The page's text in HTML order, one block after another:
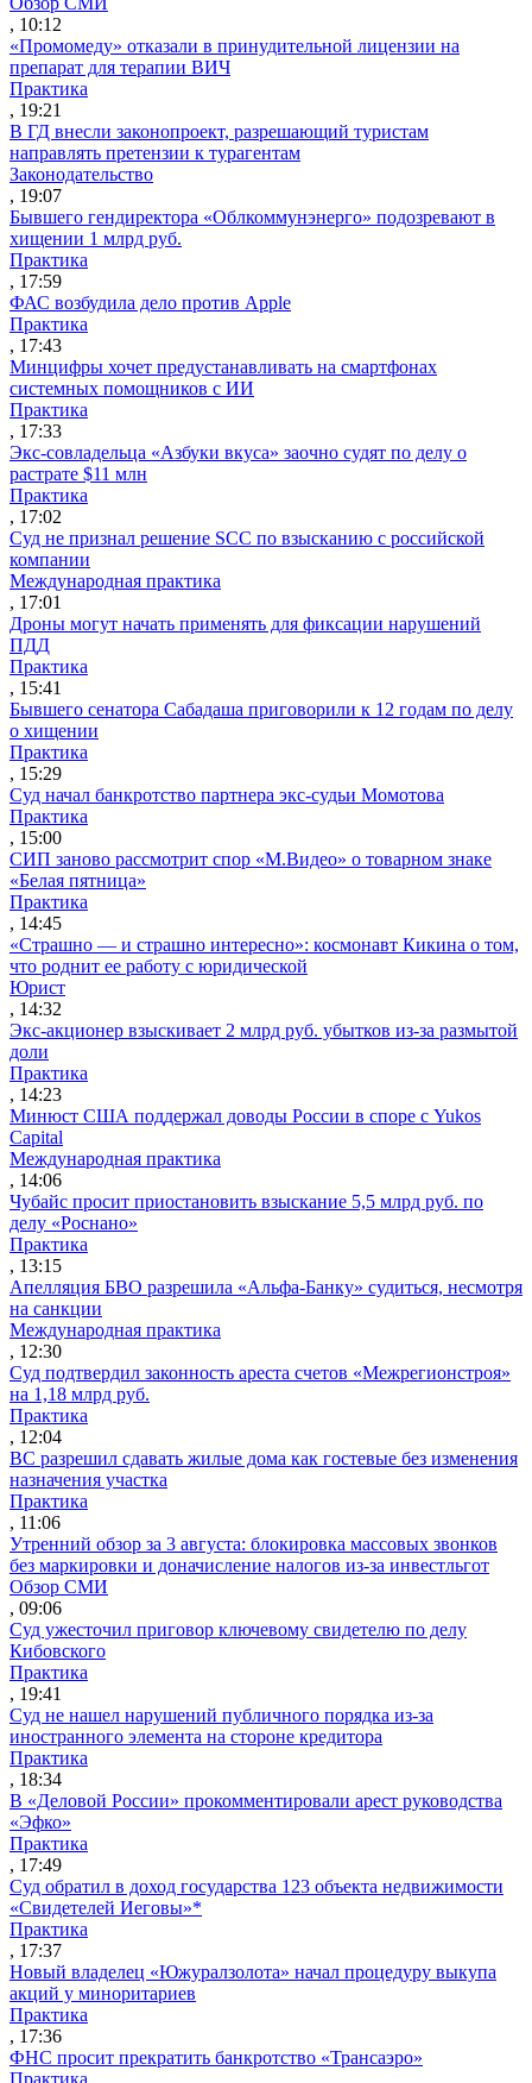
, 10:12
«Промомеду» отказали в принудительной лицензии на
препарат для терапии ВИЧ
Практика
, 19:21
В ГД внесли законопроект, разрешающий туристам
направлять претензии к турагентам
Законодательство
, 19:07
Бывшего гендиректора «Облкоммунэнерго» подозревают в
хищении 1 млрд руб.
Практика
, 17:59
ФАС возбудила дело против Apple
Практика
, 17:43
Минцифры хочет предустанавливать на смартфонах
системных помощников с ИИ
Практика
, 17:33
Экс-совладельца «Азбуки вкуса» заочно судят по делу о
растрате $11 млн
Практика
, 17:02
Суд не признал решение SCC по взысканию с российской
компании
Международная практика
, 17:01
Дроны могут начать применять для фиксации нарушений
ПДД
Практика
, 15:41
Бывшего сенатора Сабадаша приговорили к 12 годам по делу
о хищении
Практика
, 15:29
Суд начал банкротство партнера экс-судьи Момотова
Практика
, 15:00
СИП заново рассмотрит спор «М.Видео» о товарном знаке
«Белая пятница»
Практика
, 14:45
«Страшно — и страшно интересно»: космонавт Кикина о том,
что роднит ее работу с юридической
Юрист
, 14:32
Экс-акционер взыскивает 2 млрд руб. убытков из-за размытой
доли
Практика
, 14:23
Минюст США поддержал доводы России в споре с Yukos
Capital
Международная практика
, 14:06
Чубайс просит приостановить взыскание 5,5 млрд руб. по
делу «Роснано»
Практика
, 13:15
Апелляция БВО разрешила «Альфа-Банку» судиться, несмотря
на санкции
Международная практика
, 12:30
Суд подтвердил законность ареста счетов «Межрегионстроя»
на 1,18 млрд руб.
Практика
, 12:04
ВС разрешил сдавать жилые дома как гостевые без изменения
назначения участка
Практика
, 11:06
Утренний обзор за 3 августа: блокировка массовых звонков
без маркировки и доначисление налогов из-за инвестльгот
Обзор СМИ
, 09:06
Суд ужесточил приговор ключевому свидетелю по делу
Кибовского
Практика
, 19:41
Суд не нашел нарушений публичного порядка из-за
иностранного элемента на стороне кредитора
Практика
, 18:34
В «Деловой России» прокомментировали арест руководства
«Эфко»
Практика
, 17:49
Суд обратил в доход государства 123 объекта недвижимости
«Свидетелей Иеговы»*
Практика
, 17:37
Новый владелец «Южуралзолота» начал процедуру выкупа
акций у миноритариев
Практика
, 17:36
ФНС просит прекратить банкротство «Трансаэро»
Практика